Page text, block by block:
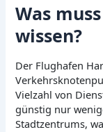
Was
wissen?
Der Flughafen
Vielzahl von
günstig nur
Stadtzentrums,